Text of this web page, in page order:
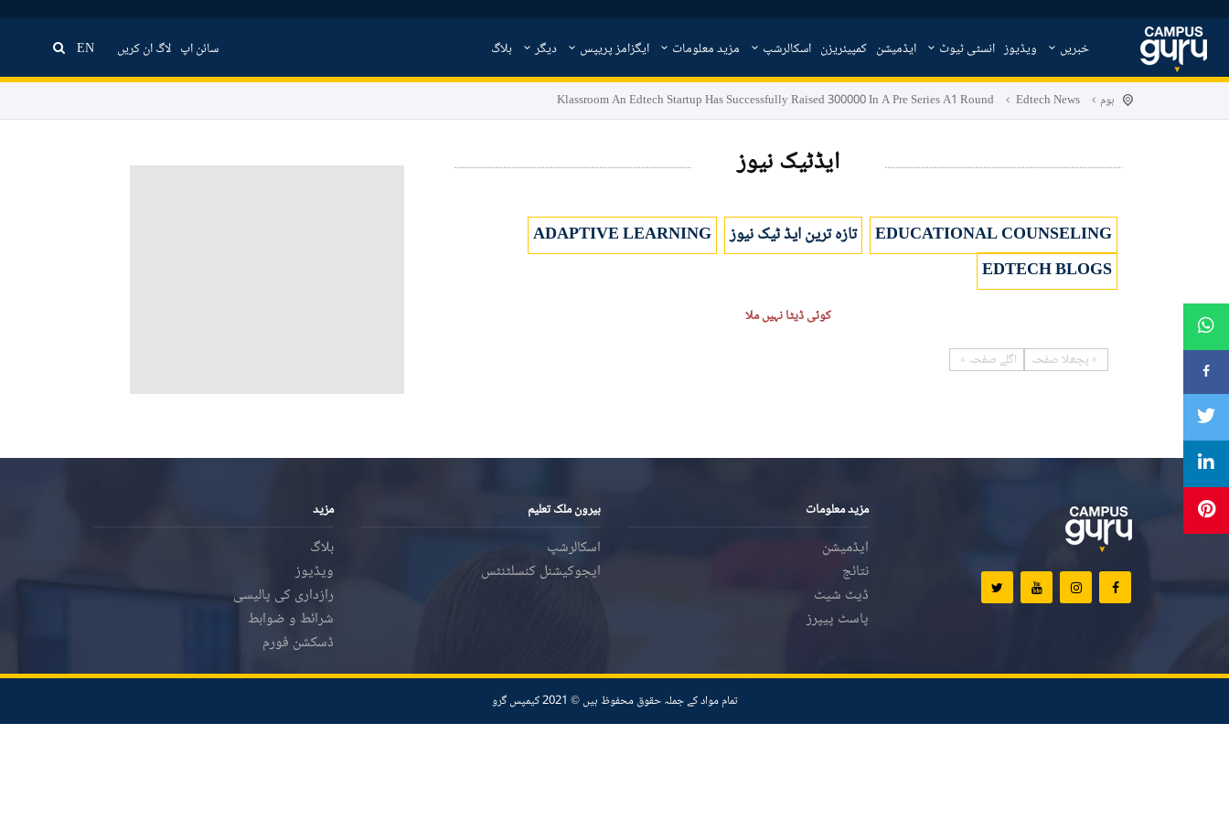
خبریں ویڈیوز انسٹی ٹیوٹ ایڈمیشن کمپیئریزن اسکالرشپ مزید معلومات ایگزامز پریپس دیگر بلاگ سائن اپ لاگ ان کریں EN
ہوم Edtech News
Klassroom An Edtech Startup Has Successfully Raised 300000 In A Pre Series A1 Round
ایڈٹیک نیوز
EDUCATIONAL COUNSELING تازہ ترین ایڈ ٹیک نیوز
ADAPTIVE LEARNING
EDTECH BLOGS
کوئی ڈیٹا نہیں ملا
پچھلاصفحہ اگلے صفحہ
مزید معلومات
ایڈمیشن
نتائج
ڈیٹ شیٹ
پاسٹ پیپرز
بیرون ملک تعلیم
اسکالرشپ
ایجوکیشنل کنسلٹنٹس
مزید
بلاگ
ویڈیوز
رازداری کی پالیسی
شرائط و ضوابط
ڈسکشن فورم
تمام مواد کے جملہ حقوق محفوظ ہیں ©️ 2021 کیمپس گرو